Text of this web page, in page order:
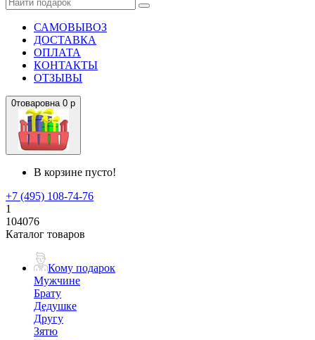
САМОВЫВОЗ
ДОСТАВКА
ОПЛАТА
КОНТАКТЫ
ОТЗЫВЫ
0товаровна 0 р
В корзине пусто!
+7 (495) 108-74-76
1
104076
Каталог товаров
Кому подарок
Мужчине
Брату
Дедушке
Другу
Зятю